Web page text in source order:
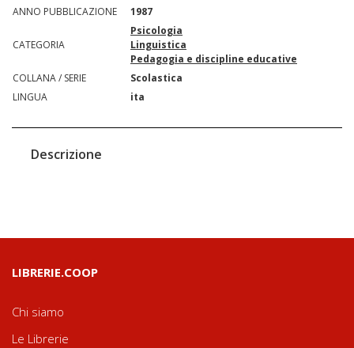
ANNO PUBBLICAZIONE
1987
CATEGORIA
Psicologia
Linguistica
Pedagogia e discipline educative
COLLANA / SERIE
Scolastica
LINGUA
ita
Descrizione
LIBRERIE.COOP
Chi siamo
Le Librerie